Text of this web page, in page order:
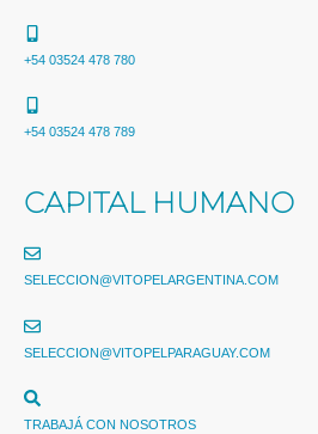
+54 03524 478 780​
+54 03524 478 789​
CAPITAL HUMANO
SELECCION@VITOPELARGENTINA.COM
SELECCION@VITOPELPARAGUAY.COM
TRABAJÁ CON NOSOTROS